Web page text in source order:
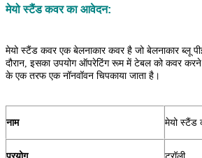
मेयो स्टैंड कवर का आवेदन:
मेयो स्टैंड कवर एक बेलनाकार कवर है जो बेलनाकार ब्लू
दौरान, इसका उपयोग ऑपरेटिंग रूम में टेबल को कवर
के एक तरफ एक नॉनवॉवन चिपकाया जाता है।
नाम मेयो स्टैंड
प्रयोग ट्रॉली